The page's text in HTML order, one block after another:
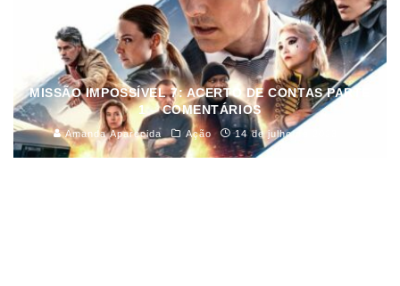
MISSÃO IMPOSSÍVEL 7: ACERTO DE CONTAS PARTE
1 – COMENTÁRIOS
Amanda Aparecida Ação 14 de julho de 2023